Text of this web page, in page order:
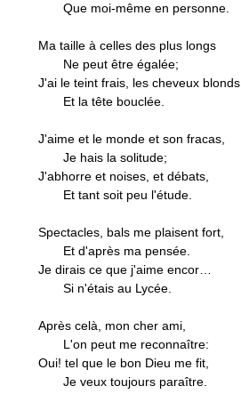
Que moi-même en personne.
Ma taille à celles des plus longs
Ne peut être égalée;
J'ai le teint frais, les cheveux blonds
Et la tête bouclée.
J'aime et le monde et son fracas,
Je hais la solitude;
J'abhorre et noises, et débats,
Et tant soit peu l'étude.
Spectacles, bals me plaisent fort,
Et d'après ma pensée.
Je dirais ce que j'aime encor…
Si n'étais au Lycée.
Après celà, mon cher ami,
L'on peut me reconnaître:
Oui! tel que le bon Dieu me fit,
Je veux toujours paraître.